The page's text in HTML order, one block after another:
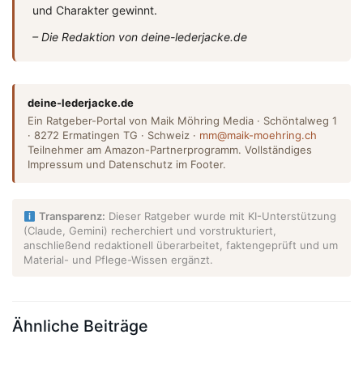
und Charakter gewinnt.
– Die Redaktion von deine-lederjacke.de
deine-lederjacke.de
Ein Ratgeber-Portal von Maik Möhring Media · Schöntalweg 1
· 8272 Ermatingen TG · Schweiz · mm@maik-moehring.ch
Teilnehmer am Amazon-Partnerprogramm. Vollständiges
Impressum und Datenschutz im Footer.
Transparenz: Dieser Ratgeber wurde mit KI-Unterstützung
(Claude, Gemini) recherchiert und vorstrukturiert,
anschließend redaktionell überarbeitet, faktengeprüft und um
Material- und Pflege-Wissen ergänzt.
Ähnliche Beiträge